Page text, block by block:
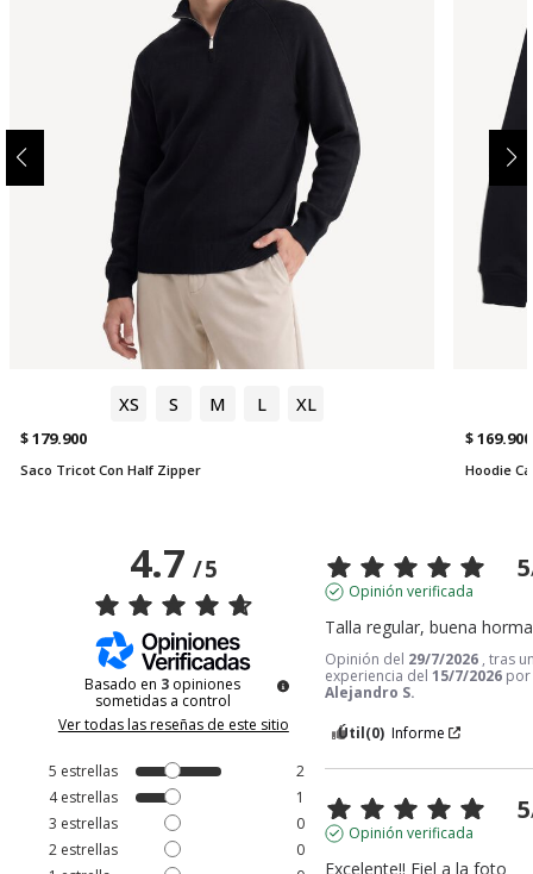
XS S M L XL
$ 179.900
Saco Tricot Con Half Zipper
$ 169.900
Hoodie
4.7/5
Basado en 3 opiniones
sometidas a control
Ver todas las reseñas de este sitio
5 estrellas
2
4estrellas
1
3 estrellas
0
2 estrellas
0
5
Opinión verificada
Talla regular, buena horma
Opinión del 29/7/2026 , tras
experiencia del15/7/2026 por
Alejandro S.
Útil(0) Informe
5
Opinión verificada
Excelente!! Fiel a la foto